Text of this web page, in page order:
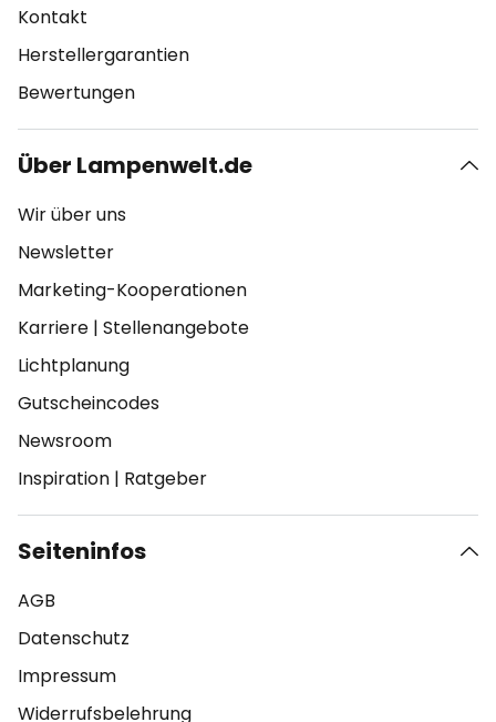
Kontakt
Herstellergarantien
Bewertungen
Über Lampenwelt.de
Wir über uns
Newsletter
Marketing-Kooperationen
Karriere | Stellenangebote
Lichtplanung
Gutscheincodes
Newsroom
Inspiration | Ratgeber
Seiteninfos
AGB
Datenschutz
Impressum
Widerrufsbelehrung